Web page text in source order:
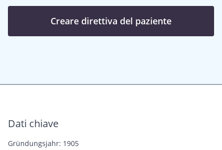
Creare direttiva del paziente
Dati chiave
Gründungsjahr: 1905